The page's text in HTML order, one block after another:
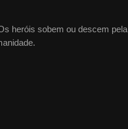
heróis sobem ou descem